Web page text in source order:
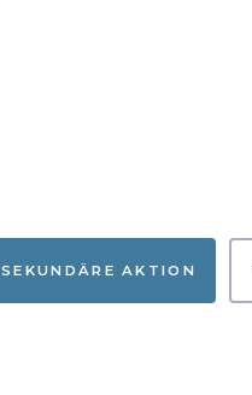
SEKUNDÄRE AKTION